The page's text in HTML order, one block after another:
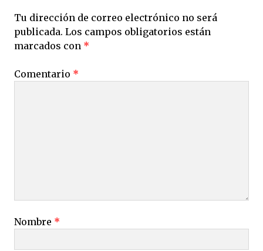
Tu dirección de correo electrónico no será
publicada. Los campos obligatorios están
marcados con *
Comentario *
Nombre *